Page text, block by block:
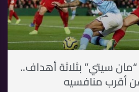
سيتي” بثلاثة أهداف..